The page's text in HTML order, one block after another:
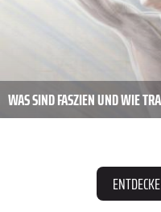
WAS SIND FASZIEN UND WIE